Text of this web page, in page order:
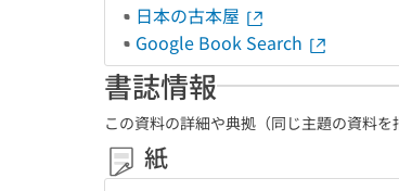
日本の古本屋
Google Book Search
書誌情報
この資料の詳細や典拠（同じ主題の資料
紙